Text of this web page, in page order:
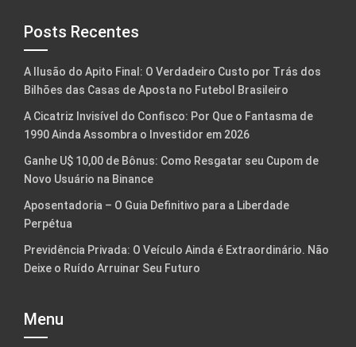
Posts Recentes
A Ilusão do Apito Final: O Verdadeiro Custo por Trás dos
Bilhões das Casas de Aposta no Futebol Brasileiro
A Cicatriz Invisível do Confisco: Por Que o Fantasma de
1990 Ainda Assombra o Investidor em 2026
Ganhe U$ 10,00 de Bônus: Como Resgatar seu Cupom de
Novo Usuário na Binance
Aposentadoria – O Guia Definitivo para a Liberdade
Perpétua
Previdência Privada: O Veículo Ainda é Extraordinário. Não
Deixe o Ruído Arruinar Seu Futuro
Menu